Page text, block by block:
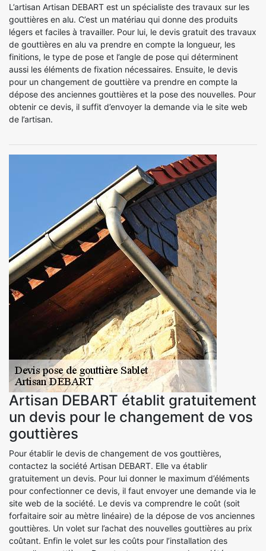
L’artisan Artisan DEBART est un spécialiste des travaux sur les
gouttières en alu. C’est un matériau qui donne des produits
légers et faciles à travailler. Pour lui, le devis gratuit des travaux
de gouttières en alu va prendre en compte la longueur, les
finitions, le type de pose et l’angle de pose qui déterminent
aussi les éléments de fixation nécessaires. Ensuite, le devis
pour un changement de gouttière va prendre en compte la
dépose des anciennes gouttières et la pose des nouvelles. Pour
obtenir ce devis, il suffit d’envoyer la demande via le site web
de l’artisan.
Artisan DEBART établit gratuitement
un devis pour le changement de vos
gouttières
Pour établir le devis de changement de vos gouttières,
contactez la société Artisan DEBART. Elle va établir
gratuitement un devis. Pour lui donner le maximum d’éléments
pour confectionner ce devis, il faut envoyer une demande via le
site web de la société. Le devis va comprendre le coût (soit
forfaitaire soir au mètre linéaire) de la dépose de vos anciennes
gouttières. Un volet sur l’achat des nouvelles gouttières au prix
coûtant. Enfin le volet sur les coûts pour l’installation des